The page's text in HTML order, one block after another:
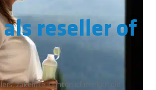
reseller of
zakelijke klanten of merken die